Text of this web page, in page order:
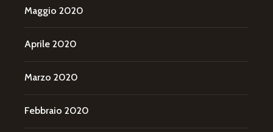
Maggio 2020
Aprile 2020
Marzo 2020
Febbraio 2020